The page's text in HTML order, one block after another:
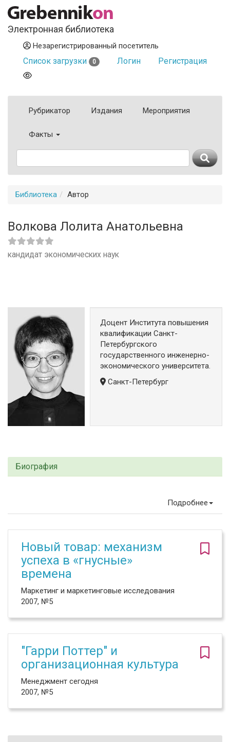
Электронная библиотека
Незарегистрированный посетитель
Список загрузки 0 Логин Регистрация
Рубрикатор Издания Мероприятия
Факты
Библиотека Автор
Волкова Лолита Анатольевна
кандидат экономических наук
Доцент Института повышения
квалификации Санкт-
Петербургского
государственного инженерно-
экономического университета.
Санкт-Петербург
Биография
Подробнее
Новый товар: механизм
успеха в «гнусные»
времена
Маркетинг и маркетинговые исследования
2007, №5
"Гарри Поттер" и
организационная культура
Менеджмент сегодня
2007, №5